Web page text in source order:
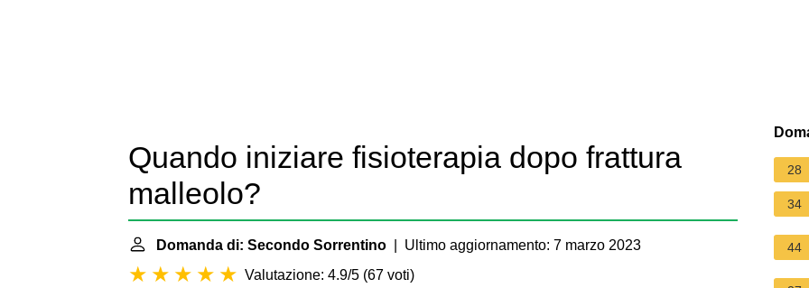
Quando iniziare fisioterapia dopo frattura
malleolo?
Domanda di: Secondo Sorrentino | Ultimo aggiornamento: 7 marzo 2023
Valutazione: 4.9/5 (67 voti)
28
34
44